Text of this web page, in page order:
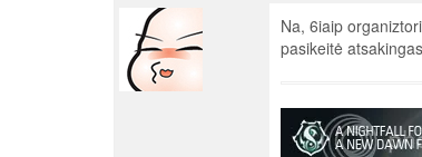
Na, 6iaip
pasikeitė